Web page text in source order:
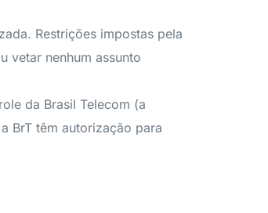
Restrições impostas pela
vetar nenhum assunto
da Brasil Telecom (a
BrT têm autorização para